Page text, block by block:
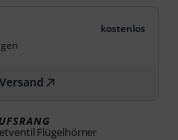
kostenlos
Flügelhörner